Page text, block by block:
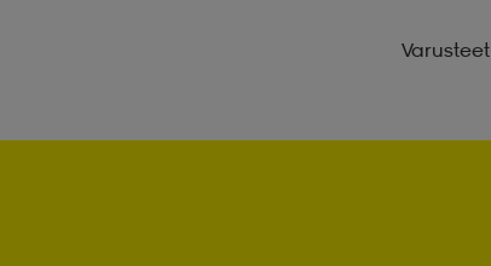
Varusteet